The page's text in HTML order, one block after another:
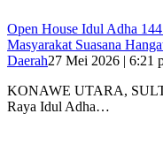
Open House Idul Adha
Masyarakat Suasana
Daerah27 Mei 2026 | 6:21
KONAWE UTARA,
Raya Idul Adha…